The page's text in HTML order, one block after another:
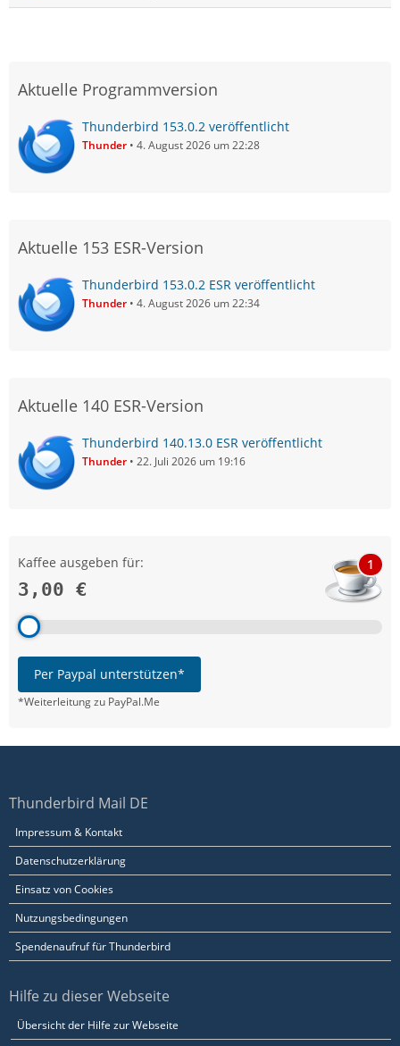
Aktuelle Programmversion
Thunderbird 153.0.2 veröffentlicht
Thunder 4. August 2026 um 22:28
Aktuelle 153 ESR-Version
Thunderbird 153.0.2 ESR veröffentlicht
Thunder 4. August 2026 um 22:34
Aktuelle 140 ESR-Version
Thunderbird 140.13.0 ESR veröffentlicht
Thunder 22. Juli 2026 um 19:16
Kaffee ausgeben für:
3,00 €
1
Per Paypal unterstützen*
*Weiterleitung zu PayPal.Me
Thunderbird Mail DE
Impressum & Kontakt
Datenschutzerklärung
Einsatz von Cookies
Nutzungsbedingungen
Spendenaufruf für Thunderbird
Hilfe zu dieser Webseite
Übersicht der Hilfe zur Webseite